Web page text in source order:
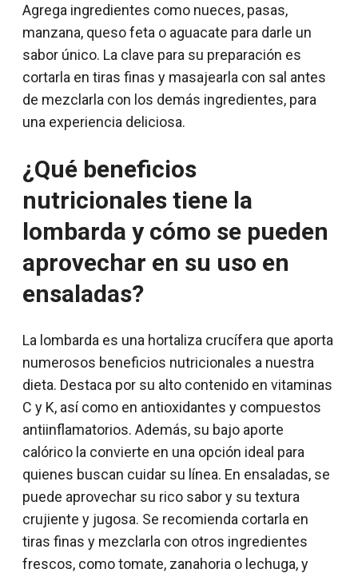
Agrega ingredientes como nueces, pasas,
manzana, queso feta o aguacate para darle un
sabor único. La clave para su preparación es
cortarla en tiras finas y masajearla con sal antes
de mezclarla con los demás ingredientes, para
una experiencia deliciosa.
¿Qué beneficios
nutricionales tiene la
lombarda y cómo se pueden
aprovechar en su uso en
ensaladas?
La lombarda es una hortaliza crucífera que aporta
numerosos beneficios nutricionales a nuestra
dieta. Destaca por su alto contenido en vitaminas
C y K, así como en antioxidantes y compuestos
antiinflamatorios. Además, su bajo aporte
calórico la convierte en una opción ideal para
quienes buscan cuidar su línea. En ensaladas, se
puede aprovechar su rico sabor y su textura
crujiente y jugosa. Se recomienda cortarla en
tiras finas y mezclarla con otros ingredientes
frescos, como tomate, zanahoria o lechuga, y